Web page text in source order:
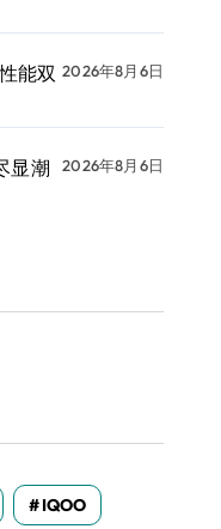
能双 2026年8月6日
显潮
2026年8月6日
IQOO